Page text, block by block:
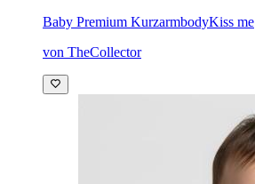
Baby Premium KurzarmbodyKiss me
von TheCollector